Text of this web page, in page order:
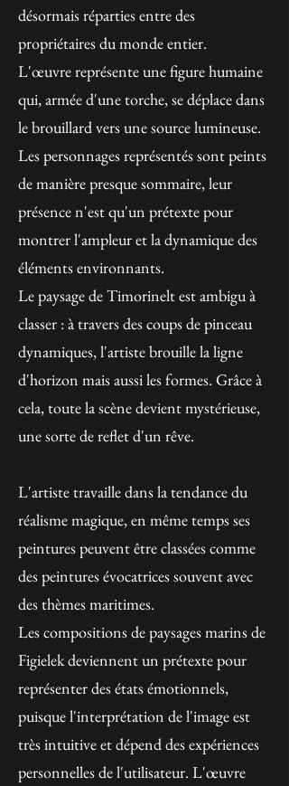
désormais réparties entre des
propriétaires du monde entier.
L'œuvre représente une figure humaine
qui, armée d'une torche, se déplace dans
le brouillard vers une source lumineuse.
Les personnages représentés sont peints
de manière presque sommaire, leur
présence n'est qu'un prétexte pour
montrer l'ampleur et la dynamique des
éléments environnants.
Le paysage de Timorinelt est ambigu à
classer : à travers des coups de pinceau
dynamiques, l'artiste brouille la ligne
d'horizon mais aussi les formes. Grâce à
cela, toute la scène devient mystérieuse,
une sorte de reflet d'un rêve.
L'artiste travaille dans la tendance du
réalisme magique, en même temps ses
peintures peuvent être classées comme
des peintures évocatrices souvent avec
des thèmes maritimes.
Les compositions de paysages marins de
Figielek deviennent un prétexte pour
représenter des états émotionnels,
puisque l'interprétation de l'image est
très intuitive et dépend des expériences
personnelles de l'utilisateur. L'œuvre